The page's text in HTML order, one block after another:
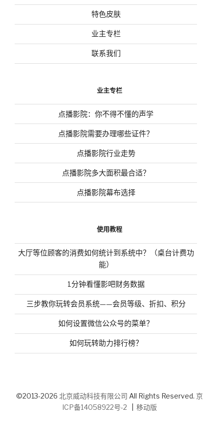
特色皮肤
业主专栏
联系我们
业主专栏
点播影院：你不得不懂的声学
点播影院需要办理哪些证件？
点播影院行业走势
点播影院多大面积最合适？
点播影院幕布选择
使用教程
大厅等位顾客的消费如何统计到系统中？（桌台计费功
能）
1分钟看懂影吧财务数据
三步教你玩转会员系统——会员等级、折扣、积分
如何设置微信公众号的菜单？
如何玩转助力排行榜？
©2013-2026 北京威动科技有限公司 All Rights Reserved. 京
ICP备14058922号-2
移动版